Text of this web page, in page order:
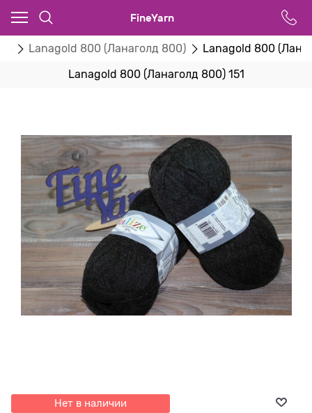
FineYarn
Lanagold 800 (Ланаголд 800) Lanagold 800
Lanagold 800 (Ланаголд 800) 151
Нет в наличии